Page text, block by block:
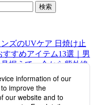
検索
ンズのUVケア 日焼け止
すすめアイテム13選｜男
据えて、今から紫外線
う！
ズのUVケア